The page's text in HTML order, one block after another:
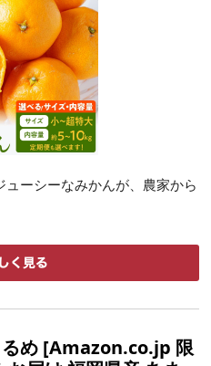
ーシーなみかんが、農家から
るめ [Amazon.co.jp 限